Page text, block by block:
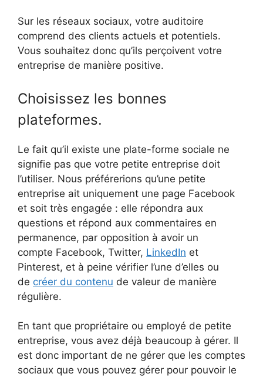
Sur les réseaux sociaux, votre auditoire
comprend des clients actuels et potentiels.
Vous souhaitez donc qu’ils perçoivent votre
entreprise de manière positive.
Choisissez les bonnes
plateformes.
Le fait qu’il existe une plate-forme sociale ne
signifie pas que votre petite entreprise doit
l’utiliser. Nous préférerions qu’une petite
entreprise ait uniquement une page Facebook
et soit très engagée : elle répondra aux
questions et répond aux commentaires en
permanence, par opposition à avoir un
compte Facebook, Twitter, LinkedIn et
Pinterest, et à peine vérifier l’une d’elles ou
de créer du contenu de valeur de manière
régulière.
En tant que propriétaire ou employé de petite
entreprise, vous avez déjà beaucoup à gérer. Il
est donc important de ne gérer que les comptes
sociaux que vous pouvez gérer pour pouvoir le